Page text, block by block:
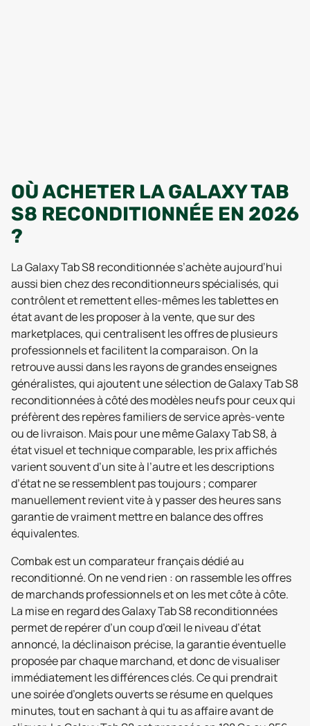
OÙ ACHETER LA GALAXY TAB
S8 RECONDITIONNÉE EN 2026
?
La Galaxy Tab S8 reconditionnée s’achète aujourd’hui
aussi bien chez des reconditionneurs spécialisés, qui
contrôlent et remettent elles-mêmes les tablettes en
état avant de les proposer à la vente, que sur des
marketplaces, qui centralisent les offres de plusieurs
professionnels et facilitent la comparaison. On la
retrouve aussi dans les rayons de grandes enseignes
généralistes, qui ajoutent une sélection de Galaxy Tab S8
reconditionnées à côté des modèles neufs pour ceux qui
préfèrent des repères familiers de service après-vente
ou de livraison. Mais pour une même Galaxy Tab S8, à
état visuel et technique comparable, les prix affichés
varient souvent d’un site à l’autre et les descriptions
d’état ne se ressemblent pas toujours ; comparer
manuellement revient vite à y passer des heures sans
garantie de vraiment mettre en balance des offres
équivalentes.
Combak est un comparateur français dédié au
reconditionné. On ne vend rien : on rassemble les offres
de marchands professionnels et on les met côte à côte.
La mise en regard des Galaxy Tab S8 reconditionnées
permet de repérer d’un coup d’œil le niveau d’état
annoncé, la déclinaison précise, la garantie éventuelle
proposée par chaque marchand, et donc de visualiser
immédiatement les différences clés. Ce qui prendrait
une soirée d’onglets ouverts se résume en quelques
minutes, tout en sachant à qui tu as affaire avant de